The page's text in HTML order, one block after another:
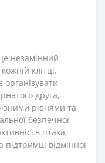
незамінний
клітці.
друга,
рівнями та
безпечної
птаха,
відмінної